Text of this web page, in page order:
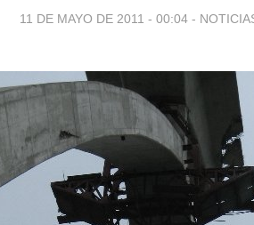
11 DE MAYO DE 2011 - 00:04 -